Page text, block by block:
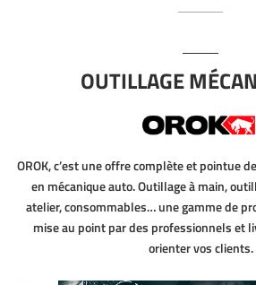
OUTILLAGE
OROK, c’est une offre complète et pointue
en mécanique auto. Outillage à main,
atelier, consommables… une gamme de
mise au point par des professionnels et
orienter vos clients.